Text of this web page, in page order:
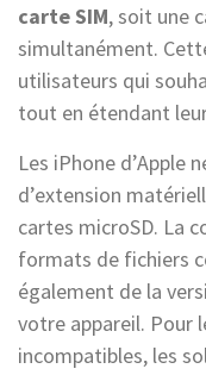
carte SIM, soit une
simultanément.
utilisateurs qui
tout en étendant
Les iPhone d’Apple
d’extension
cartes microSD. La
formats de fichiers
également de la
votre appareil. Pour
incompatibles, les